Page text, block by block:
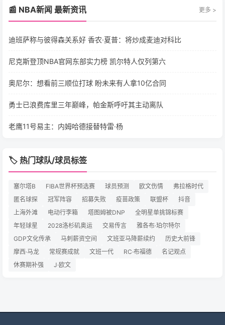
📰 NBA新闻 最新资讯 更多 >
迪班萨称与彼得森关系好 香农·夏普：将炒成麦迪对科比
尼克斯登顶NBA官网东部实力榜 凯尔特人仅列第六
奥尼尔：想看前三顺位打球 盼未来有人拿10亿合同
勇士已浪费库里三年巅峰，帕金斯呼吁其主动离队
老鹰11号易主：内姆哈德接替特雷·杨
🏷️ 热门球队/球员标签
塞尔塔B FIBA世界杯预选赛 球员预测 欧文伤情
弗拉格时代
匿名球探
冠军阵容 招募失败 疫苗政策 联盟杯
抖音
上海外滩
电动行李箱 塔图姆被DNP
全明星单挑锦标赛
年轻球星
2028洛杉矶奥运 交易传言
雅各布·珀尔特尔
GDP文化传承
马刺薪资空间 文班亚马降薪续约
历史大前锋
摩西·马龙
常规赛成就 文班一代 RC·布福德
名记观点
休赛期补强
J·欧文